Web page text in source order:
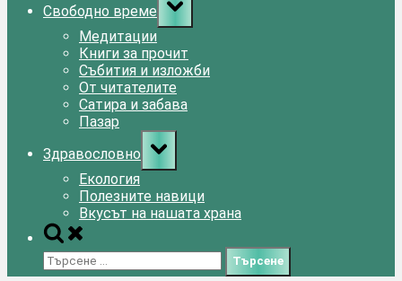
Свободно време
sub-
menu
Медитации
Книги за прочит
Събития и изложби
От читателите
Сатира и забава
Пазар
Здравословно
Toggle
sub-
menu
Екология
Полезните навици
Вкусът на нашата храна
Toggle
search
form
Търсене
за: